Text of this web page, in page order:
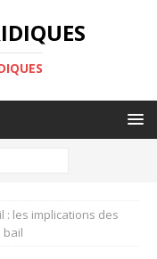
: les implications des
bail